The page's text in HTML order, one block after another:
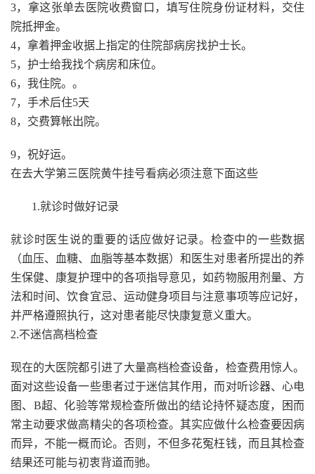
3，拿这张单去医院收费窗口，填写住院身份证材料，交住
院抵押金。
4，拿着押金收据上指定的住院部病房找护士长。
5，护士给我找个病房和床位。
6，我住院。。
7，手术后住5天
8，交费算帐出院。
9，祝好运。
在去大学第三医院黄牛挂号看病必须注意下面这些
1.就诊时做好记录
就诊时医生说的重要的话应做好记录。检查中的一些数据
（血压、血糖、血脂等基本数据）和医生对患者所提出的养
生保健、康复护理中的各项指导意见，如药物服用剂量、方
法和时间、饮食宜忌、运动健身项目与注意事项等应记好，
并严格遵照执行，这对患者能尽快康复意义重大。
2.不迷信高档检查
现在的大医院都引进了大量高档检查设备，检查费用惊人。
面对这些设备一些患者过于迷信其作用，而对听诊器、心电
图、B超、化验等常规检查所做出的结论持怀疑态度，困而
常主动要求做高精尖的各项检查。其实应做什么检查要因病
而异，不能一概而论。否则，不但多花冤枉钱，而且其检查
结果还可能与初衷背道而驰。